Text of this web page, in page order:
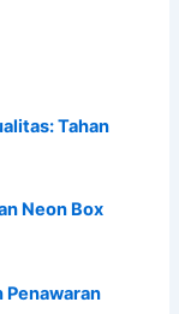
Tahan
Neon Box
Penawaran